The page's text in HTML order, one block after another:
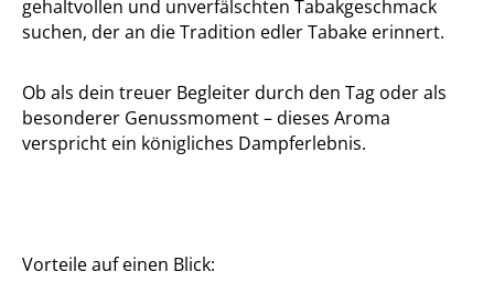
gehaltvollen und unverfälschten Tabakgeschmack
suchen, der an die Tradition edler Tabake erinnert.
Ob als dein treuer Begleiter durch den Tag oder als
besonderer Genussmoment – dieses Aroma
verspricht ein königliches Dampferlebnis.
Vorteile auf einen Blick: